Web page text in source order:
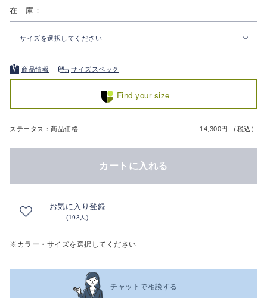
在 庫：
サイズを選択してください
商品情報 サイズスペック
Find your size
ステータス：商品価格 14,300円 （税込）
カートに入れる
お気に入り登録
(193人)
※カラー・サイズを選択してください
チャットで相談する